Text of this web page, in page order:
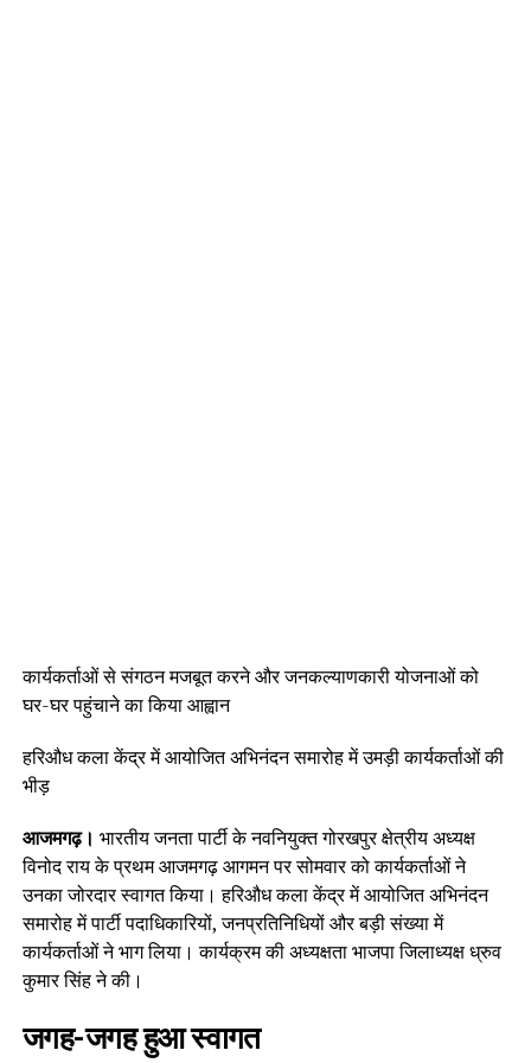
कार्यकर्ताओं से संगठन मजबूत करने और जनकल्याणकारी योजनाओं को
घर-घर पहुंचाने का किया आह्वान
हरिऔध कला केंद्र में आयोजित अभिनंदन समारोह में उमड़ी कार्यकर्ताओं की
भीड़
आजमगढ़। भारतीय जनता पार्टी के नवनियुक्त गोरखपुर क्षेत्रीय अध्यक्ष
विनोद राय के प्रथम आजमगढ़ आगमन पर सोमवार को कार्यकर्ताओं ने
उनका जोरदार स्वागत किया। हरिऔध कला केंद्र में आयोजित अभिनंदन
समारोह में पार्टी पदाधिकारियों, जनप्रतिनिधियों और बड़ी संख्या में
कार्यकर्ताओं ने भाग लिया। कार्यक्रम की अध्यक्षता भाजपा जिलाध्यक्ष ध्रुव
कुमार सिंह ने की।
जगह-जगह हुआ स्वागत